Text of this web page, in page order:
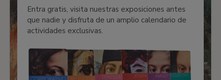
Entra gratis, visita nuestras exposiciones antes
que nadie y disfruta de un amplio calendario de
actividades exclusivas.